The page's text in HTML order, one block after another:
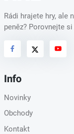
Rádi hrajete hry, ale
peněz? Porovnejte
Info
Novinky
Obchody
Kontakt